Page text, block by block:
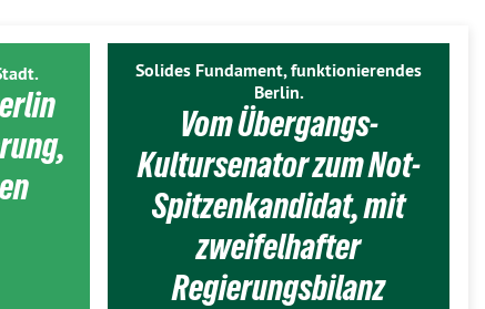
Solides Fundament, funktionierendes
Berlin.
Vom Übergangs-
Kultursenator zum Not-
Spitzenkandidat, mit
zweifelhafter
Regierungsbilanz